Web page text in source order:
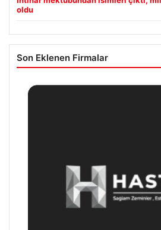
oldu
Son Eklenen Firmalar